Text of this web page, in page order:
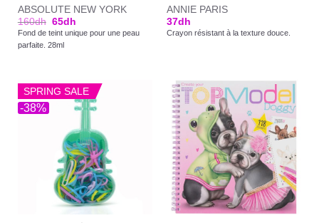
ABSOLUTE NEW YORK
160dh 65dh
Fond de teint unique pour une peau
parfaite. 28ml
ANNIE PARIS
37dh
Crayon résistant à la texture douce.
-38%
SPRING SALE